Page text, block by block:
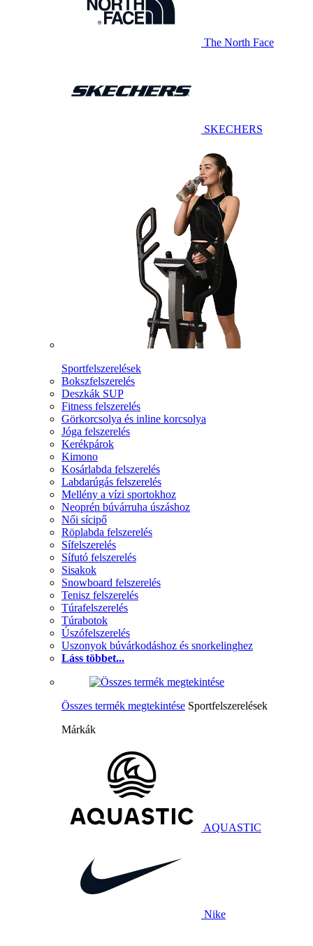
The North Face
SKECHERS
Sportfelszerelések
Bokszfelszerelés
Deszkák SUP
Fitness felszerelés
Görkorcsolya és inline korcsolya
Jóga felszerelés
Kerékpárok
Kimono
Kosárlabda felszerelés
Labdarúgás felszerelés
Mellény a vízi sportokhoz
Neoprén búvárruha úszáshoz
Női sícipő
Röplabda felszerelés
Sífelszerelés
Sífutó felszerelés
Sisakok
Snowboard felszerelés
Tenisz felszerelés
Túrafelszerelés
Túrabotok
Úszófelszerelés
Uszonyok búvárkodáshoz és snorkelinghez
Láss többet...
Összes termék megtekintése Sportfelszerelések
Márkák
AQUASTIC
Nike